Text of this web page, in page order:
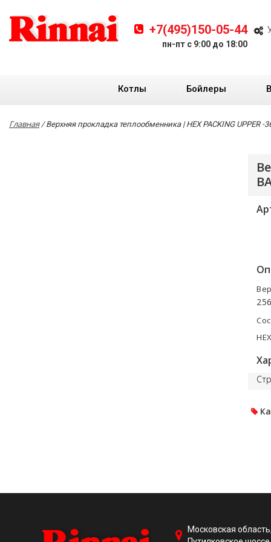
+7(495)150-05-44
пн-пт с 9:00 до 18:00
Котлы Бойлеры
Главная / Верхняя прокладка теплообменника | HEX PACKING UPPER -
Московская